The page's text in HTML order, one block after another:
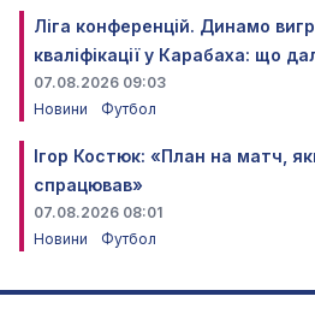
Ліга конференцій. Динамо
кваліфікації у Карабаха: що
07.08.2026 09:03
Новини
Футбол
Ігор Костюк: «План на матч,
спрацював»
07.08.2026 08:01
Новини
Футбол